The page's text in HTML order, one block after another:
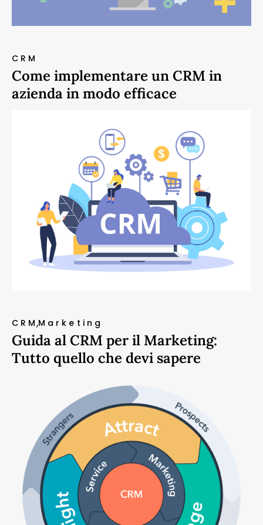
CRM
Come implementare un CRM in
azienda in modo efficace
CRMMarketing
Guida al CRM per il Marketing:
Tutto quello che devi sapere